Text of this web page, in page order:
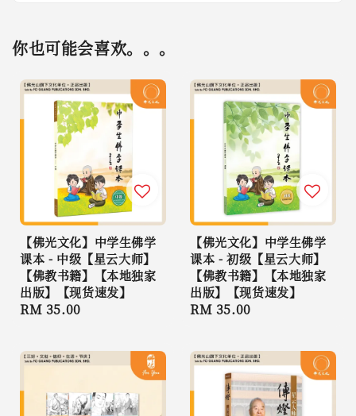
你也可能会喜欢。。。
【佛光文化】中学生佛学
课本 - 中级【星云大师】
【佛教书籍】【本地独家
出版】【现货速发】
Regular
RM 35.00
【佛光文化】中学生佛学
课本 - 初级【星云大师】
【佛教书籍】【本地独家
出版】【现货速发】
Regular
RM 35.00